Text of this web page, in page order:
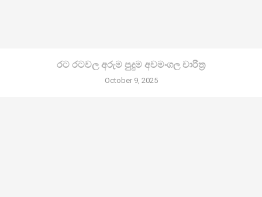
රට රටවල අරුම පුදුම අවමංගල චාරිත්‍ර
October 9, 2025